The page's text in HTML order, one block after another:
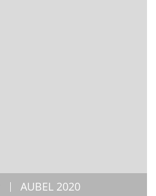
AUBEL 2020